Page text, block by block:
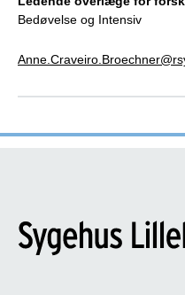
Bedøvelse og Intensiv